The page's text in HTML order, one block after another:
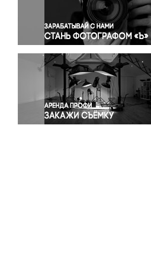
Правосудие
Происшествия и конфликты
Религия
Светская жизнь
Спорт
Экология
Экономика и бизнес